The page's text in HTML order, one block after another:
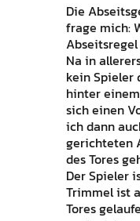
Die
frage mich:
Na in
kein Spieler
hinter
sich einen
ich dann
gerichteten
des Tores
Der Spieler
Trimmel ist
Tores